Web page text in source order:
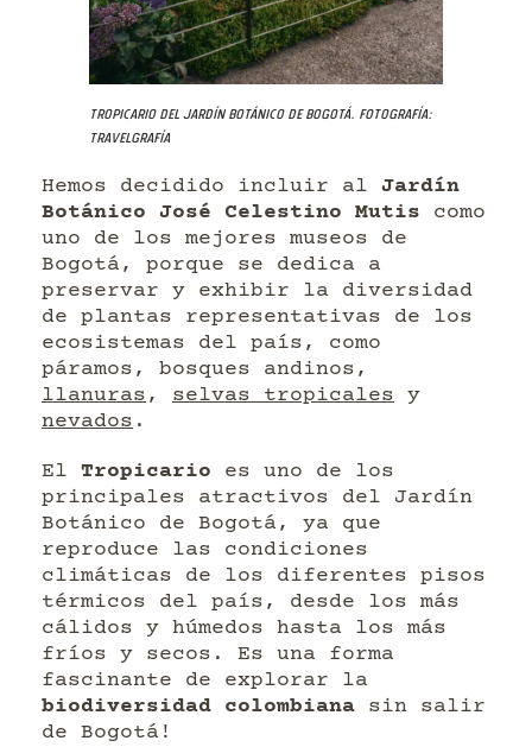
Tropicario del Jardín Botánico de Bogotá. Fotografía:
Travelgrafía
Hemos decidido incluir al Jardín
Botánico José Celestino Mutis como
uno de los mejores museos de
Bogotá, porque se dedica a
preservar y exhibir la diversidad
de plantas representativas de los
ecosistemas del país, como
páramos, bosques andinos,
llanuras, selvas tropicales y
nevados .
El Tropicario es uno de los
principales atractivos del Jardín
Botánico de Bogotá, ya que
reproduce las condiciones
climáticas de los diferentes pisos
térmicos del país, desde los más
cálidos y húmedos hasta los más
fríos y secos. Es una forma
fascinante de explorar la
biodiversidad colombiana sin salir
de Bogotá!